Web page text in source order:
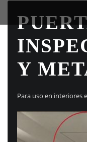
Y
Para uso en interiores